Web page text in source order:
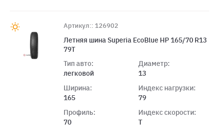
Артикул:: 126902
Летняя шина Superia EcoBlue HP 165/70 R13
79T
Тип авто:
легковой
Ширина:
165
Профиль:
70
Диаметр:
13
Индекс нагрузки:
79
Индекс скорости:
T